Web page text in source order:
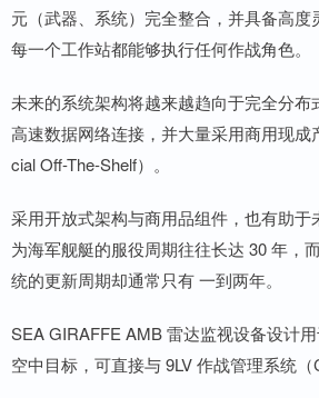
元（武器、系统）完全整合，并具备高度
每一个工作站都能够执行任何作战角色。
未来的系统架构将越来越趋向于完全分布
高速数据网络连接，并大量采用商用现成
cial Off-The-Shelf）。
采用开放式架构与商用品组件，也有助
为海军舰艇的服役周期往往长达 30 年，
统的更新周期却通常只有 一到两年。
SEA GIRAFFE AMB 雷达监视设备设计
空中目标，可直接与 9LV 作战管理系统（